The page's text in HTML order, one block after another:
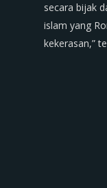
secara bijak
islam yang
kekerasan,”